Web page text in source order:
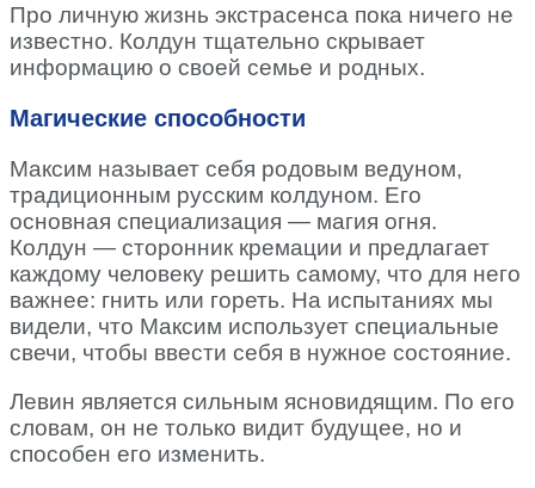
Про личную жизнь экстрасенса пока ничего не
известно. Колдун тщательно скрывает
информацию о своей семье и родных.
Магические способности
Максим называет себя родовым ведуном,
традиционным русским колдуном. Его
основная специализация — магия огня.
Колдун — сторонник кремации и предлагает
каждому человеку решить самому, что для него
важнее: гнить или гореть. На испытаниях мы
видели, что Максим использует специальные
свечи, чтобы ввести себя в нужное состояние.
Левин является сильным ясновидящим. По его
словам, он не только видит будущее, но и
способен его изменить.